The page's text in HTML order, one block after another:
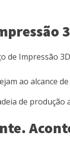
Impressão
ao alcance
de produção